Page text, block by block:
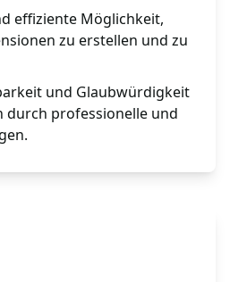
effiziente Möglichkeit,
zu erstellen und zu
und Glaubwürdigkeit
durch professionelle und